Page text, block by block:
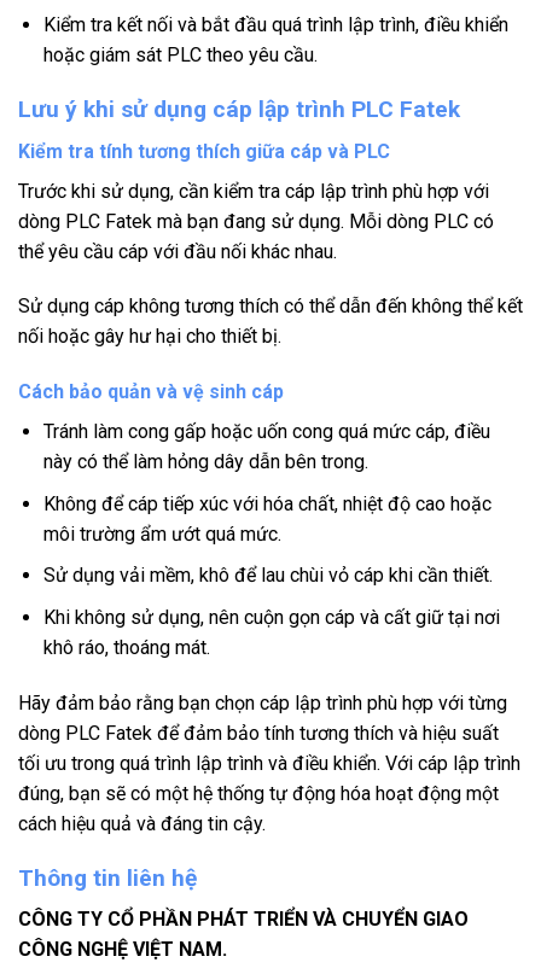
Kiểm tra kết nối và bắt đầu quá trình lập trình, điều khiển
hoặc giám sát PLC theo yêu cầu.
Lưu ý khi sử dụng cáp lập trình PLC Fatek
Kiểm tra tính tương thích giữa cáp và PLC
Trước khi sử dụng, cần kiểm tra cáp lập trình phù hợp với
dòng PLC Fatek mà bạn đang sử dụng. Mỗi dòng PLC có
thể yêu cầu cáp với đầu nối khác nhau.
Sử dụng cáp không tương thích có thể dẫn đến không thể kết
nối hoặc gây hư hại cho thiết bị.
Cách bảo quản và vệ sinh cáp
Tránh làm cong gấp hoặc uốn cong quá mức cáp, điều
này có thể làm hỏng dây dẫn bên trong.
Không để cáp tiếp xúc với hóa chất, nhiệt độ cao hoặc
môi trường ẩm ướt quá mức.
Sử dụng vải mềm, khô để lau chùi vỏ cáp khi cần thiết.
Khi không sử dụng, nên cuộn gọn cáp và cất giữ tại nơi
khô ráo, thoáng mát.
Hãy đảm bảo rằng bạn chọn cáp lập trình phù hợp với từng
dòng PLC Fatek để đảm bảo tính tương thích và hiệu suất
tối ưu trong quá trình lập trình và điều khiển. Với cáp lập trình
đúng, bạn sẽ có một hệ thống tự động hóa hoạt động một
cách hiệu quả và đáng tin cậy.
Thông tin liên hệ
CÔNG TY CỔ PHẦN PHÁT TRIỂN VÀ CHUYỂN GIAO
CÔNG NGHỆ VIỆT NAM.